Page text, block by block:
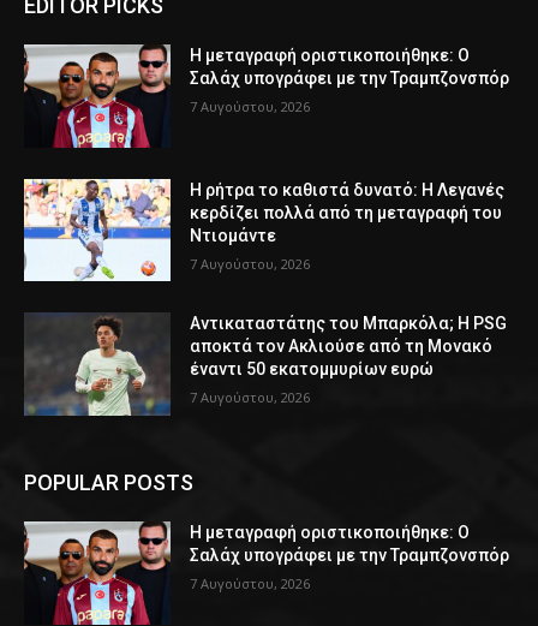
EDITOR PICKS
Η μεταγραφή οριστικοποιήθηκε: Ο
Σαλάχ υπογράφει με την Τραμπζονσπόρ
7 Αυγούστου, 2026
Η ρήτρα το καθιστά δυνατό: Η Λεγανές
κερδίζει πολλά από τη μεταγραφή του
Ντιομάντε
7 Αυγούστου, 2026
Αντικαταστάτης του Μπαρκόλα; Η PSG
αποκτά τον Ακλιούσε από τη Μονακό
έναντι 50 εκατομμυρίων ευρώ
7 Αυγούστου, 2026
POPULAR POSTS
Η μεταγραφή οριστικοποιήθηκε: Ο
Σαλάχ υπογράφει με την Τραμπζονσπόρ
7 Αυγούστου, 2026